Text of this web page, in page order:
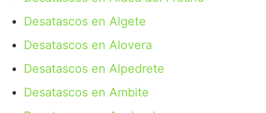
Desatascos en Algete
Desatascos en Alovera
Desatascos en Alpedrete
Desatascos en Ambite